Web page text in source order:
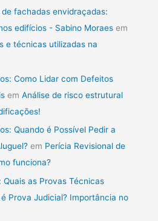
fachadas envidraçadas:
edifícios - Sabino Moraes em
e técnicas utilizadas na
Como Lidar com Defeitos
emAnálise de risco estrutural
Quando é Possível Pedir a
em Perícia Revisional de
funciona?
Quais as Provas Técnicas
é Prova Judicial? Importância no